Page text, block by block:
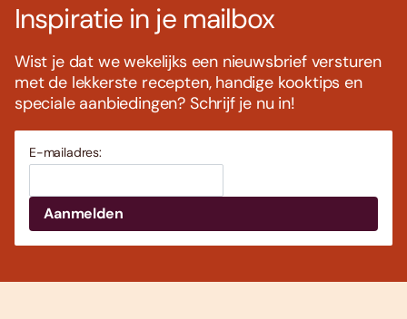
Inspiratie in je mailbox
Wist je dat we wekelijks een nieuwsbrief versturen
met de lekkerste recepten, handige kooktips en
speciale aanbiedingen? Schrijf je nu in!
E-mailadres: